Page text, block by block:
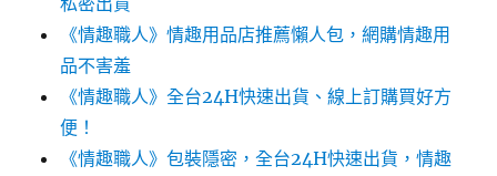
《情趣職人》情趣用品店推薦懶人包，網購情趣用
品不害羞
《情趣職人》全台24H快速出貨、線上訂購買好方
便！
《情趣職人》包裝隱密，全台24H快速出貨，情趣